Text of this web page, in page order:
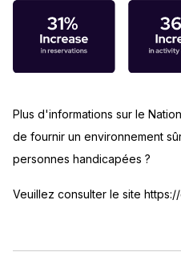
Plus d'informations sur le
de fournir un environnement
personnes handicapées ?
Veuillez consulter le site